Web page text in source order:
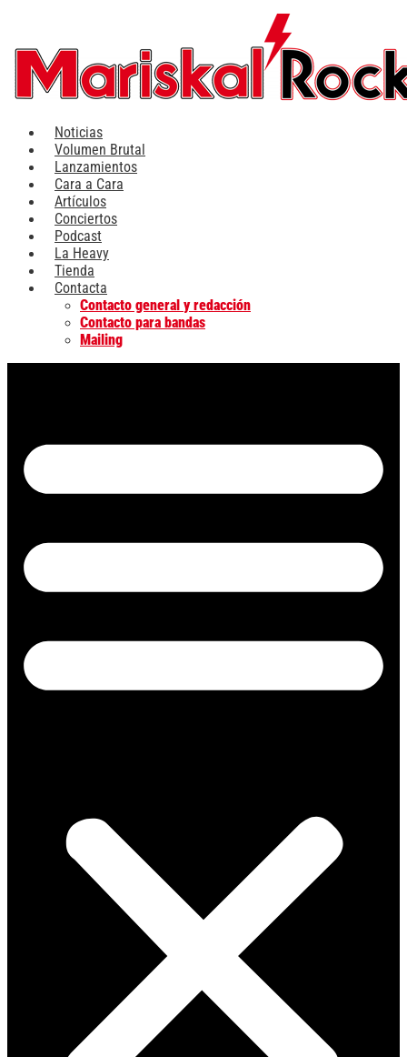
contenido
Noticias
Volumen Brutal
Lanzamientos
Cara a Cara
Artículos
Conciertos
Podcast
La Heavy
Tienda
Contacta
Contacto general y redacción
Contacto para bandas
Mailing